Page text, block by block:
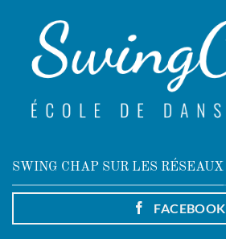
SWING CHAP SUR LES RÉSEAUX
FACEBOOK